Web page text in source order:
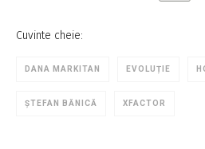
Cuvinte cheie:
DANA MARKITAN EVOLUȚIE
ŞTEFAN BĂNICĂ XFACTOR